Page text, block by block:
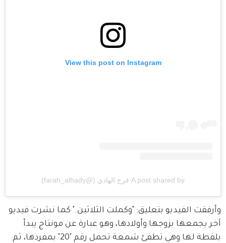
View this post on Instagram
A post shared by فرح الهادي (@farah_alhady)
وأرفقت الفيديو بتعليق: "وكملت الثلاثين." كما نشرت فيديو
آخر يجمعها بزوجها وأولادها، وهو عبارة عن مونتاج يبدأ
بلقطة لها وهي تطفئ شمعة تحمل رقم "20" بمفردها، ثم